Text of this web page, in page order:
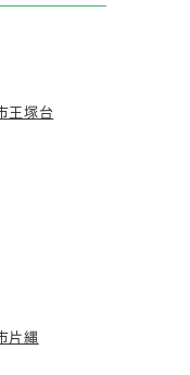
王塚台
片縄